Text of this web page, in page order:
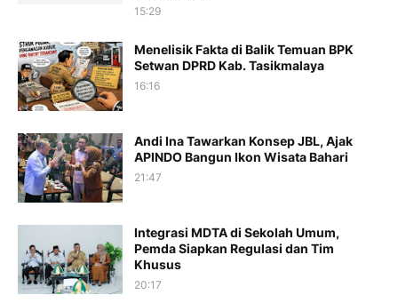
15:29
Menelisik Fakta di Balik Temuan BPK
Setwan DPRD Kab. Tasikmalaya
16:16
Andi Ina Tawarkan Konsep JBL, Ajak
APINDO Bangun Ikon Wisata Bahari
21:47
Integrasi MDTA di Sekolah Umum,
Pemda Siapkan Regulasi dan Tim
Khusus
20:17